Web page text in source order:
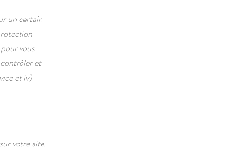
un certain
vous
et
et iv)
votre site.